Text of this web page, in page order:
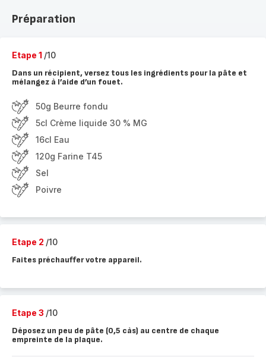
Préparation
Etape 1 /10
Dans un récipient, versez tous les ingrédients pour la pâte et
mélangez à l’aide d’un fouet.
50g Beurre fondu
5cl Crème liquide 30 % MG
16cl Eau
120g Farine T45
Sel
Poivre
Etape 2 /10
Faites préchauffer votre appareil.
Etape 3 /10
Déposez un peu de pâte (0,5 càs) au centre de chaque
empreinte de la plaque.